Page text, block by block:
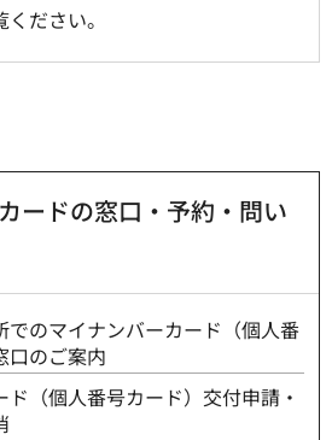
ださい。
ードの窓口・予約・問い
でのマイナンバーカード（個人番
口のご案内
（個人番号カード）交付申請・